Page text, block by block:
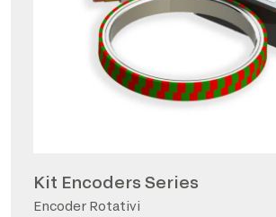
Kit Encoders Series
Encoder Rotativi